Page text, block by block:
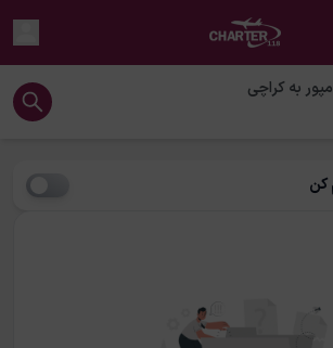
به کراچی
کن